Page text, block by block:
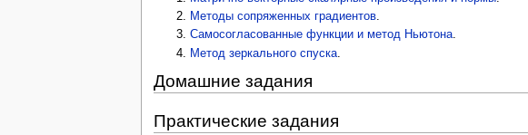
Методы сопряженных градиентов.
Самосогласованные функции и метод Ньютона.
Метод зеркального спуска
Домашние задания
Практические задания